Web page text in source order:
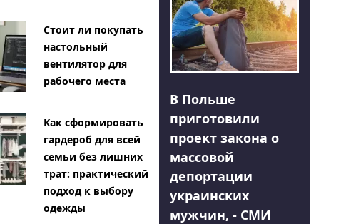
Стоит ли покупать
настольный
вентилятор для
рабочего места
Как сформировать
гардероб для всей
семьи без лишних
трат: практический
подход к выбору
одежды
В Польше
приготовили
проект закона о
массовой
депортации
украинских
мужчин, - СМИ